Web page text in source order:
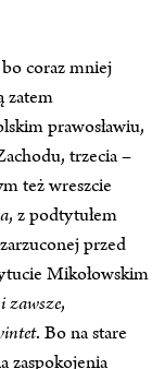
coraz mniej
zatem
prawosławiu,
trzecia –
też wreszcie
, z podtytułem
przed
Mikołowskim
zawsze,
. Bo na stare
zaspokojenia